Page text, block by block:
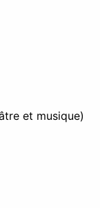
et musique)